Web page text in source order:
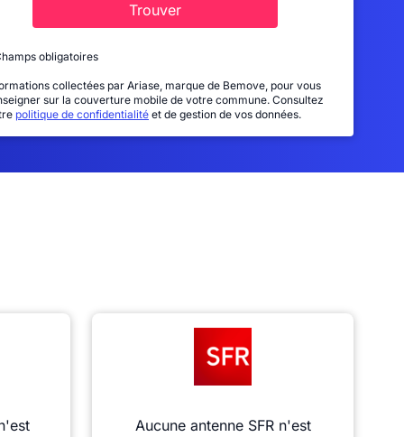
Trouver
obligatoires
collectées par Ariase, marque de Bemove, pour vous
sur la couverture mobile de votre commune. Consultez
politique de confidentialité et de gestion de vos données.
Aucune antenne SFR n'est